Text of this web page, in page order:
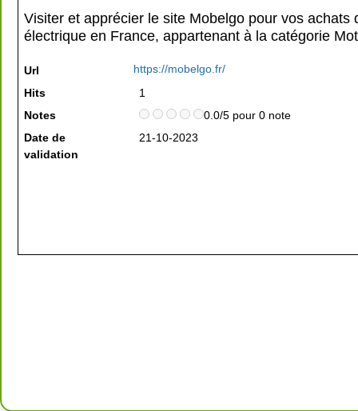
Visiter et apprécier le site Mobelgo pour vos achats
électrique en France, appartenant à la catégorie
Url
https://mobelgo.fr/
Hits
1
Notes
0.0/5 pour 0 note
Date de
validation
21-10-2023